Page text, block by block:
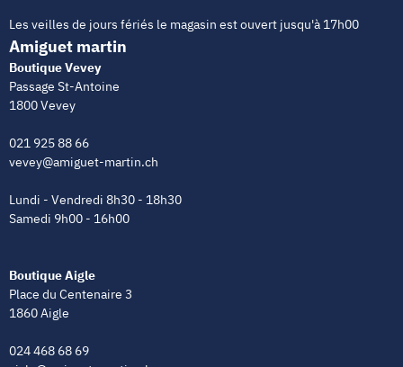
Les veilles de jours fériés le magasin est ouvert jusqu'à 17h00
Amiguet martin
Boutique Vevey
Passage St-Antoine
1800 Vevey
021 925 88 66
vevey@amiguet-martin.ch
Lundi - Vendredi 8h30 - 18h30
Samedi 9h00 - 16h00
Boutique Aigle
Place du Centenaire 3
1860 Aigle
024 468 68 69